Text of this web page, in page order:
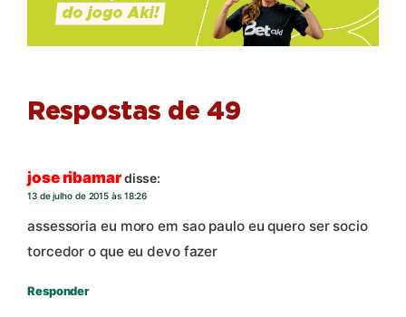
Respostas de 49
jose ribamardisse:
13 de julho de 2015 às 18:26
assessoria eu moro em sao paulo eu quero ser socio
torcedor o que eu devo fazer
Responder